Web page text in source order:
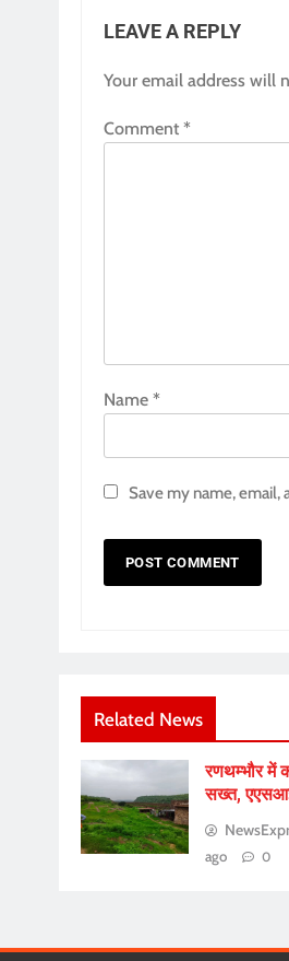
LEAVE A REPLY
Your email address will
Comment *
Name *
Save my name,
Related News
रणथम्भौर में
सख्त,
ago
0